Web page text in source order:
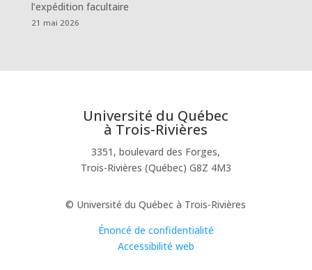
l’expédition facultaire
21 mai 2026
Université du Québec
à Trois-Rivières
3351, boulevard des Forges,
Trois-Rivières (Québec) G8Z 4M3
© Université du Québec à Trois-Rivières
Énoncé de confidentialité
Accessibilité web